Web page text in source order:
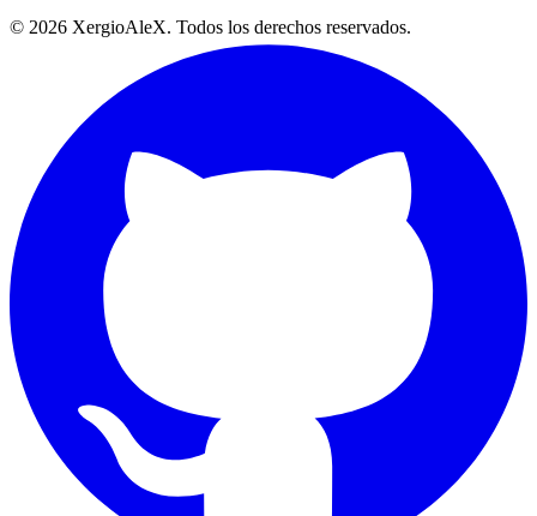
© 2026 XergioAleX. Todos los derechos reservados.